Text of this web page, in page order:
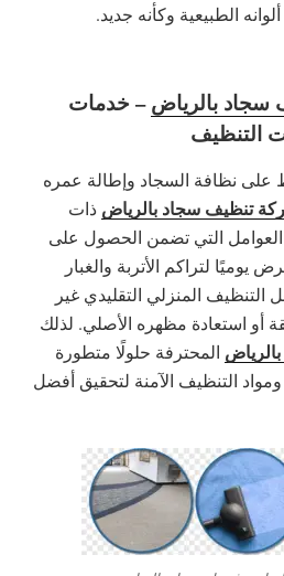
الطبيعية وكأنه جديد.
بالرياض– خدمات
التنظيف
على نظافة السجاد وإطالة عمره
تنظيف سجاد بالرياض ذات
التي تضمن الحصول على
يوميًا لتراكم الأتربة والغبار
التنظيف المنزلي التقليدي غير
أو استعادة مظهره الأصلي. لذلك
المحترفة حلولًا متطورة
التنظيف الآمنة لتحقيق أفضل